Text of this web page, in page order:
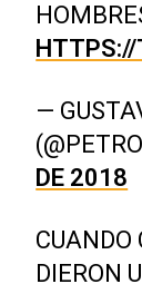
HTTPS://
—
DE 2018
CUANDO
DIERON